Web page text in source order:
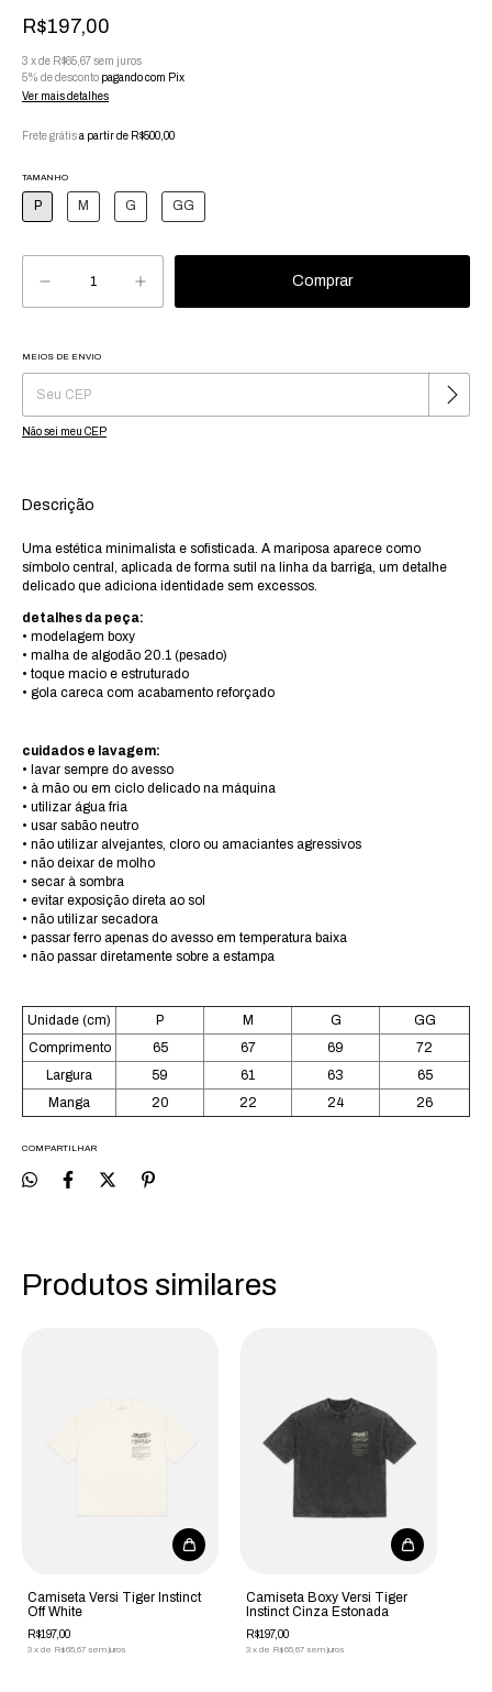
R$197,00
3 xde R$65,67sem juros
5% de desconto pagando com Pix
Ver mais detalhes
Frete grátisa partir de R$500,00
TAMANHO
P M G GG
Entregas para o CEP:
MEIOS DE ENVIO
Não sei meu CEP
Descrição
Uma estética minimalista e sofisticada. A mariposa aparece como
símbolo central, aplicada de forma sutil na linha da barriga, um detalhe
delicado que adiciona identidade sem excessos.
detalhes da peça:
• modelagem boxy
• malha de algodão 20.1 (pesado)
• toque macio e estruturado
• gola careca com acabamento reforçado
cuidados e lavagem:
• lavar sempre do avesso
• à mão ou em ciclo delicado na máquina
• utilizar água fria
• usar sabão neutro
• não utilizar alvejantes, cloro ou amaciantes agressivos
• não deixar de molho
• secar à sombra
• evitar exposição direta ao sol
• não utilizar secadora
• passar ferro apenas do avesso em temperatura baixa
• não passar diretamente sobre a estampa
Unidade (cm) P M G
GG
Comprimento
65 67 69
72
Largura
59 61 63
65
Manga
20 22 24 26
COMPARTILHAR
Produtos similares
Camiseta Versi Tiger Instinct
Off White
R$197,00
3 x de R$65,67 sem juros
Camiseta Boxy Versi Tiger
Instinct Cinza Estonada
R$197,00
3 xde R$65,67 sem juros